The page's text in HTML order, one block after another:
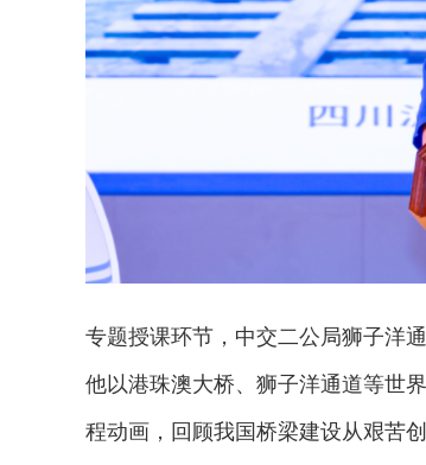
专题授课环节，中交二公局狮子洋
他以港珠澳大桥、狮子洋通道等世
程动画，回顾我国桥梁建设从艰苦